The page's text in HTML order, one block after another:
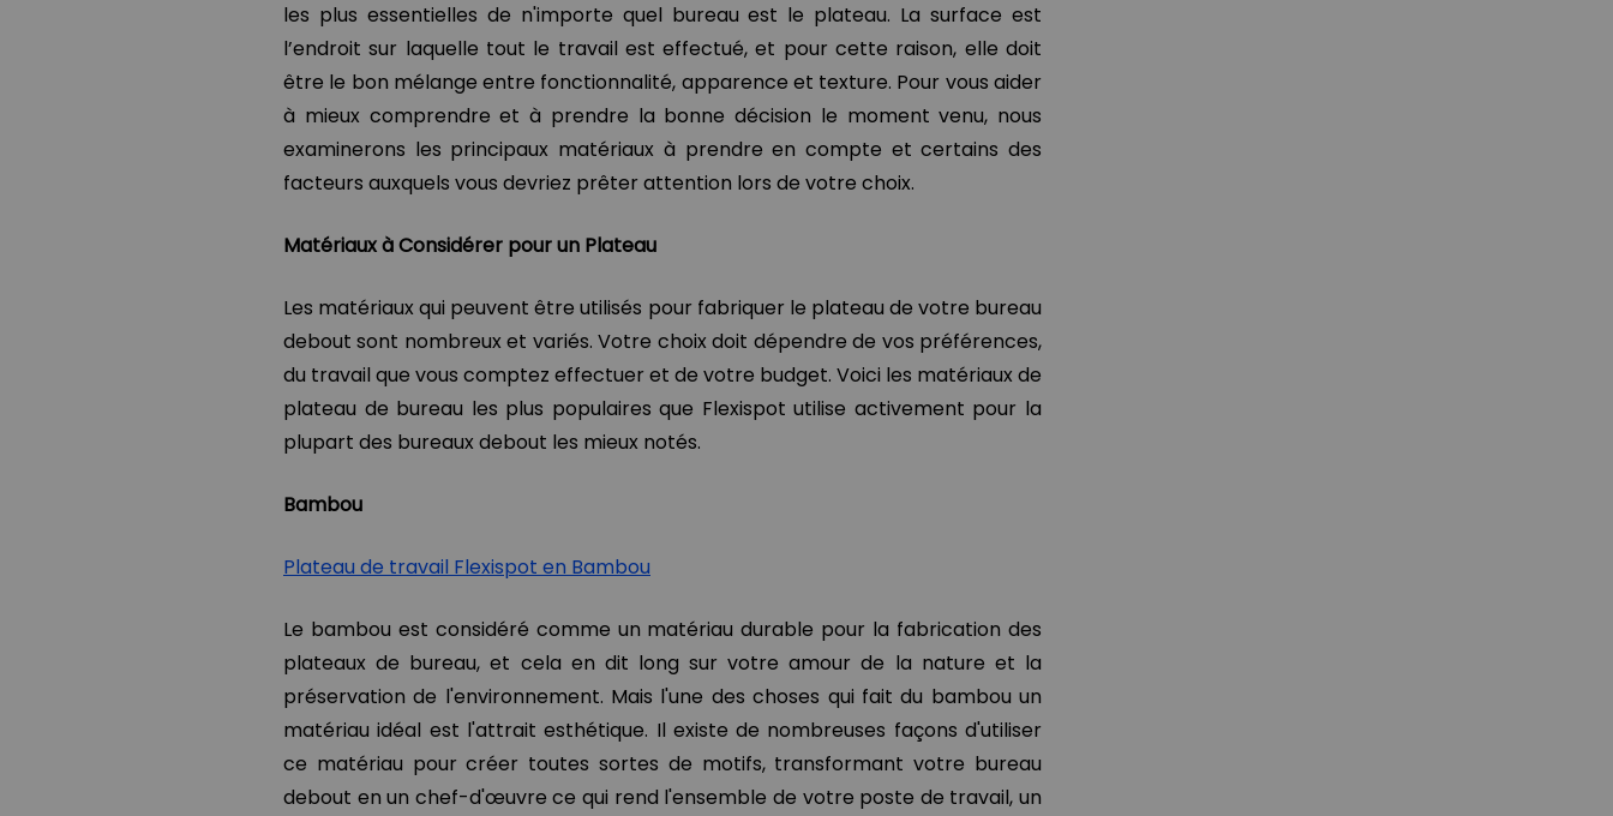
les plus essentielles de n'importe quel bureau est le plateau. La surface est
l’endroit sur laquelle tout le travail est effectué, et pour cette raison, elle doit
être le bon mélange entre fonctionnalité, apparence et texture. Pour vous aider
à mieux comprendre et à prendre la bonne décision le moment venu, nous
examinerons les principaux matériaux à prendre en compte et certains des
facteurs auxquels vous devriez prêter attention lors de votre choix.
Matériaux à Considérer pour un Plateau
Les matériaux qui peuvent être utilisés pour fabriquer le plateau de votre bureau
debout sont nombreux et variés. Votre choix doit dépendre de vos préférences,
du travail que vous comptez effectuer et de votre budget. Voici les matériaux de
plateau de bureau les plus populaires que Flexispot utilise activement pour la
plupart des bureaux debout les mieux notés.
Bambou
Plateau de travail Flexispot en Bambou
Le bambou est considéré comme un matériau durable pour la fabrication des
plateaux de bureau, et cela en dit long sur votre amour de la nature et la
préservation de l'environnement. Mais l'une des choses qui fait du bambou un
matériau idéal est l'attrait esthétique. Il existe de nombreuses façons d'utiliser
ce matériau pour créer toutes sortes de motifs, transformant votre bureau
debout en un chef-d'œuvre ce qui rend l'ensemble de votre poste de travail, un